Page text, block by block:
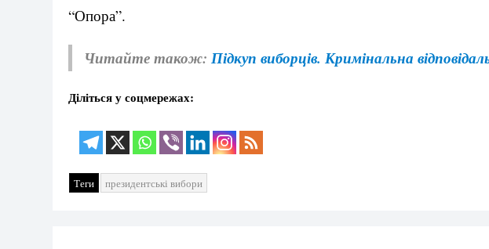
“Опора”.
Читайте також: Підкуп виборців. Кримінальна
Діліться у соцмережах:
Теги президентські вибори